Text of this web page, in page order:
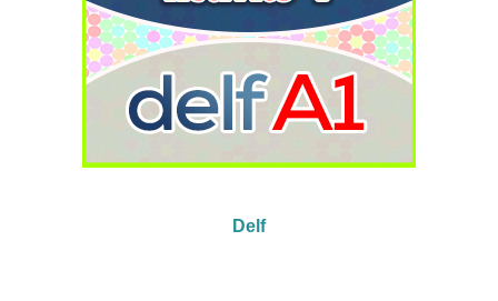
Delf